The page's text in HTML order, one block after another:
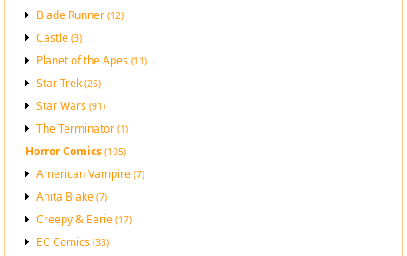
Blade Runner(12)
Castle(3)
Planet of the Apes(11)
Star Trek(26)
Star Wars(91)
The Terminator(1)
Horror Comics(105)
American Vampire(7)
Anita Blake(7)
Creepy & Eerie(17)
EC Comics(33)